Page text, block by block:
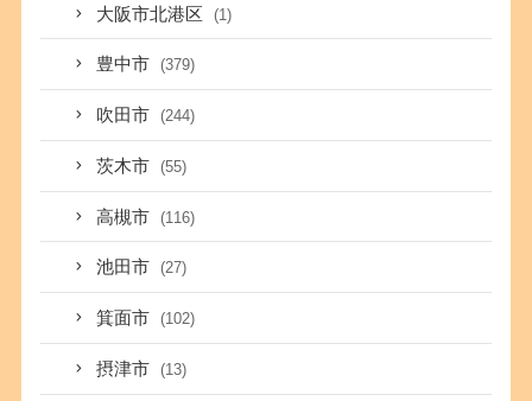
大阪市北港区 (1)
豊中市 (379)
吹田市 (244)
茨木市 (55)
高槻市 (116)
池田市 (27)
箕面市 (102)
摂津市 (13)